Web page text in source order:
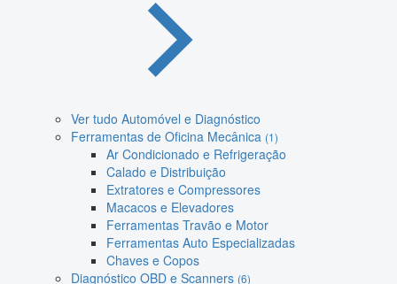
Ver tudo Automóvel e Diagnóstico
Ferramentas de Oficina Mecânica (1)
Ar Condicionado e Refrigeração
Calado e Distribuição
Extratores e Compressores
Macacos e Elevadores
Ferramentas Travão e Motor
Ferramentas Auto Especializadas
Chaves e Copos
Diagnóstico OBD e Scanners (6)